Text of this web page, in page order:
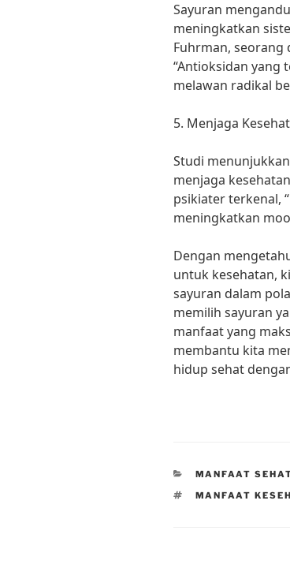
Sayuran
meningkatkan
Fuhrman,
“Antioksidan yang
melawan radikal
5. Menjaga
Studi
menjaga
psikiater terkenal,
meningkatkan
Dengan
untuk kesehatan,
sayuran dalam
memilih sayuran
manfaat yang
membantu kita
hidup sehat
CATEGORIES
MANFAAT
TAGS
MANFAAT